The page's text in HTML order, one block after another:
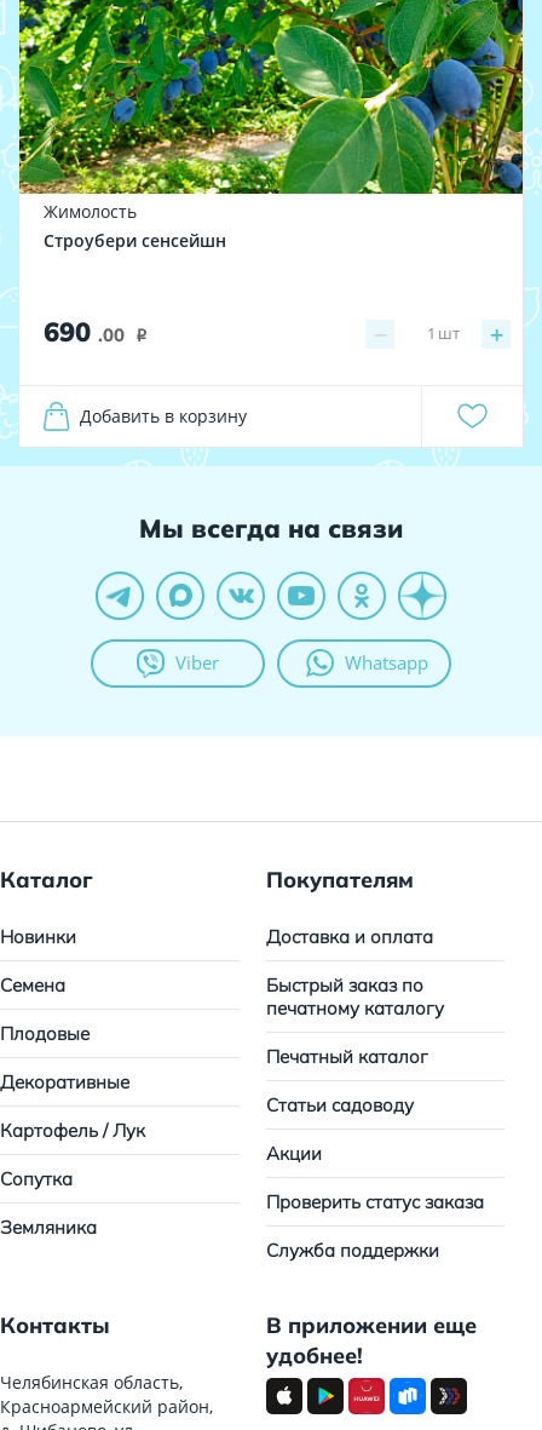
Жимолость
Строубери сенсейшн
690 .00 i − +
1 шт
Добавить в корзину
Мы всегда на связи
Viber Whatsapp
Каталог
Новинки
Семена
Плодовые
Декоративные
Картофель / Лук
Сопутка
Земляника
Покупателям
Доставка и оплата
Быстрый заказ по
печатному каталогу
Печатный каталог
Статьи садоводу
Акции
Проверить статус заказа
Служба поддержки
Контакты
Челябинская область,
Красноармейский район,
В приложении еще
удобнее!